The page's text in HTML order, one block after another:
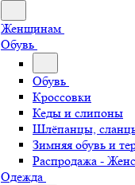
Женщинам
Обувь
Обувь
Кроссовки
Кеды и слипоны
Шлёпанцы,
Зимняя обувь и
Распродажа -
Одежда